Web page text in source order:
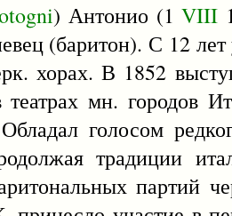
) Антонио (1VIII
(баритон). С 12
хорах. В 1852
театрах мн. городов
голосом
традиции
партий